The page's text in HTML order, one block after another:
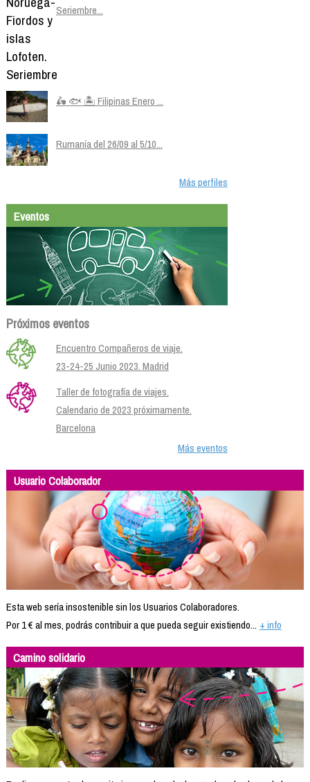
Seriembre...
🛵 🐟 🏝️ Filipinas Enero ...
Rumanía del 26/09 al 5/10...
Más perfiles
Eventos
Próximos eventos
Encuentro Compañeros de viaje.
23-24-25 Junio 2023. Madrid
Taller de fotografía de viajes.
Calendario de 2023 próximamente.
Barcelona
Más eventos
Usuario Colaborador
Esta web sería insostenible sin los Usuarios Colaboradores.
Por 1 € al mes, podrás contribuir a que pueda seguir existiendo... + info
Camino solidario